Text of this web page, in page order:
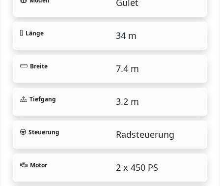
Gulet
Länge 34 m
Breite 7.4 m
Tiefgang 3.2 m
Steuerung Radsteuerung
Motor 2 x 450 PS